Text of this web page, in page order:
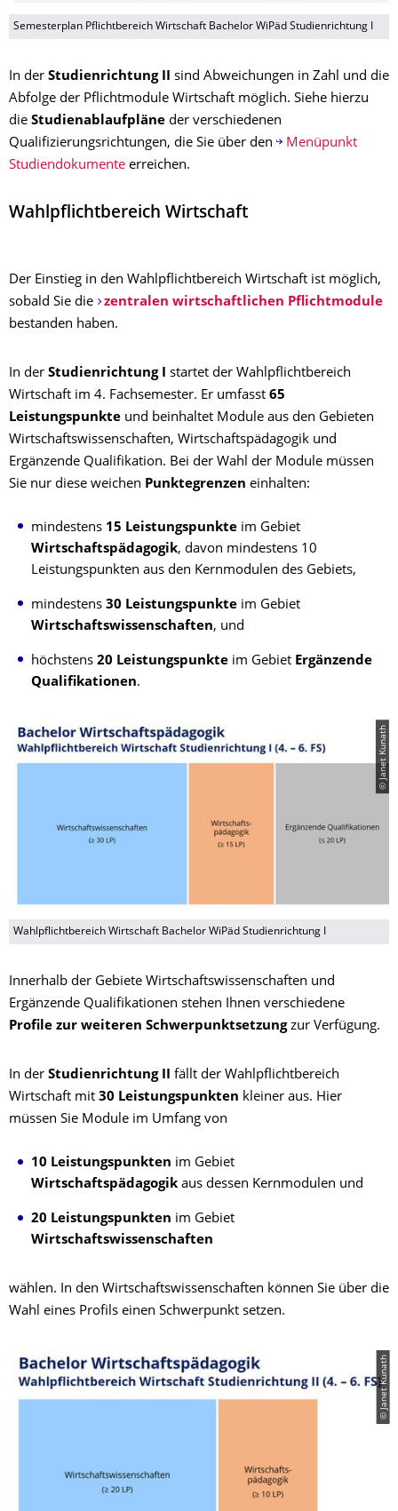
Semesterplan Pflichtbereich Wirtschaft Bachelor WiPäd Studienrichtung I
In der Studienrichtung II sind Abweichungen in Zahl und die
Abfolge der Pflichtmodule Wirtschaft möglich. Siehe hierzu
die Studienablaufpläne der verschiedenen
Qualifizierungsrichtungen, die Sie über den
Menüpunkt
Studiendokumente erreichen.
Wahlpflichtbereich Wirtschaft
Der Einstieg in den Wahlpflichtbereich Wirtschaft ist möglich,
sobald Sie die
zentralen wirtschaftlichen Pflichtmodule
bestanden haben.
In der Studienrichtung I
startet der Wahlpflichtbereich
Wirtschaft im 4. Fachsemester. Er umfasst 65
Leistungspunkte und beinhaltet Module aus den Gebieten
Wirtschaftswissenschaften, Wirtschaftspädagogik und
Ergänzende Qualifikation. Bei der Wahl der Module müssen
Sie nur diese weichen Punktegrenzen einhalten:
mindestens 15 Leistungspunkte im Gebiet
Wirtschaftspädagogik, davon mindestens 10
Leistungspunkten aus den Kernmodulen des Gebiets,
mindestens 30 Leistungspunkte im Gebiet
Wirtschaftswissenschaften, und
höchstens 20 Leistungspunkte im Gebiet Ergänzende
Qualifikationen.
© Janet Kunath
Wahlpflichtbereich Wirtschaft Bachelor WiPäd Studienrichtung I
Innerhalb der Gebiete Wirtschaftswissenschaften und
Ergänzende Qualifikationen stehen Ihnen verschiedene
Profile zur weiteren Schwerpunktsetzungzur Verfügung.
In der Studienrichtung II fällt der Wahlpflichtbereich
Wirtschaft mit 30 Leistungspunkten kleiner aus. Hier
müssen Sie Module im Umfang von
10 Leistungspunkten im Gebiet
Wirtschaftspädagogik aus dessen Kernmodulen und
20 Leistungspunkten im Gebiet
Wirtschaftswissenschaften
wählen. In den Wirtschaftswissenschaften können Sie über die
Wahl eines Profils einen Schwerpunkt setzen.
© Janet Kunath